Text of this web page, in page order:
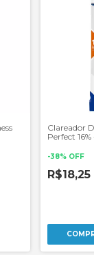
Clareador
Perfect
-38% OFF
R$18,25